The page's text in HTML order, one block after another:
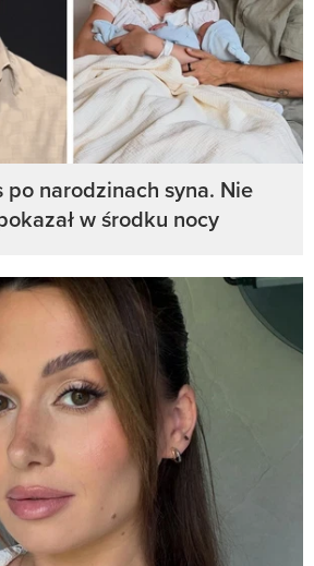
po narodzinach syna. Nie
w środku nocy